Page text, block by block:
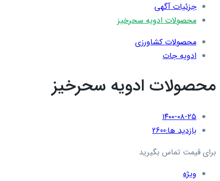
جزئیات آگهی
محصولات ادویه سحرخیز
محصولات کشاورزی
ادویه جات
محصولات ادویه سحرخیز
۱۴۰۰-۰۸-۲۵
بازدید ها:2600
برای قیمت تماس بگیرید
ویژه